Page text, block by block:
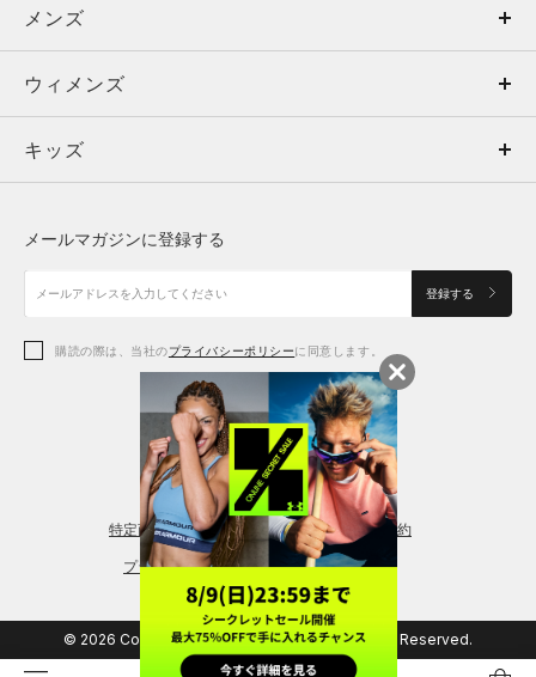
メンズ
ウィメンズ
キッズ
アクセサリー
メンズ
トップス
ボトムス
アクセサリー
ウィメンズ
トップス
シューズ
アクセサリー
レギンス＆タイツ
キッズ
シューズ
メールマガジンに登録する
登録する
購読の際は、当社のプライバシーポリシーに同意します。
特定商取引法に基づく通販の表記 会員規約
プライバシーポリシー
© 2026 Copyright DOME Corporation. All Rights Reserved.